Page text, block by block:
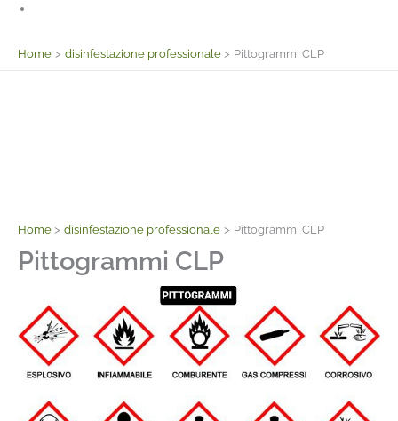
Home disinfestazione professionale Pittogrammi CLP
Home disinfestazione professionale Pittogrammi CLP
Pittogrammi CLP